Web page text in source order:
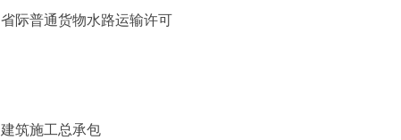
省际普通货物水路运输许可
建筑施工总承包